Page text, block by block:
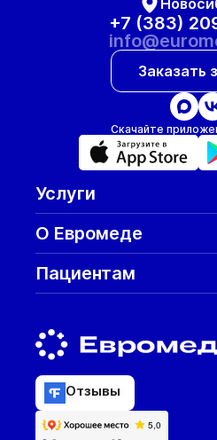
+7 (383)
Заказать
Скачайте
Услуги
О Евромеде
Пациентам
Отзывы